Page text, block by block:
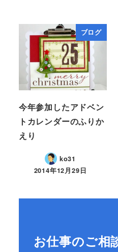
ブログ
今年参加したアドベン
トカレンダーのふりか
えり
ko31
2014年12月29日
お仕事のご相